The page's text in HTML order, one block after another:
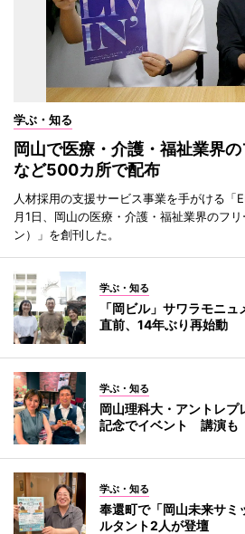
学ぶ・知る
岡山で医療・介護・福祉業界
など500カ所で配布
人材採用の支援サービス事業を手がける「
月1日、岡山の医療・介護・福祉業界のフ
ン）」を創刊した。
学ぶ・知る
「岡ビル」サワラモニ
直前、14年ぶり再始動
学ぶ・知る
岡山理科大・アントレプ
記念でイベント 講演も
学ぶ・知る
奉還町で「岡山未来サ
ルタント2人が登壇